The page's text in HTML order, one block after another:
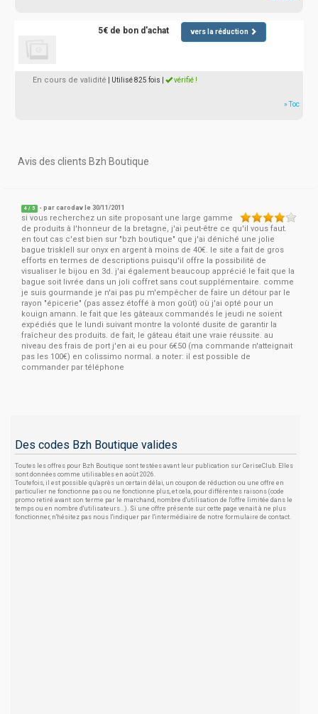
5€ de bon d'achat vers la réduction
En cours de validité | Utilisé 825 fois vérifié !
» Toc
Avis des clients Bzh Boutique
4 / 5 - parcarodav le 30/11/2011
si vous recherchez un site proposant une large gamme
de produits à l'honneur de la bretagne, j'ai peut-être ce qu'il vous faut.
en tout cas c'est bien sur "bzh boutique" que j'ai déniché une jolie
bague trisklell sur onyx en argent à moins de 40€. le site a fait de gros
efforts en termes de descriptions puisqu'il offre la possibilité de
visualiser le bijou en 3d. j'ai également beaucoup apprécié le fait que la
bague soit livrée dans un joli coffret sans cout supplémentaire. comme
je suis gourmande je n'ai pas pu m'empêcher de faire un détour par le
rayon "épicerie" (pas assez étoffé à mon goût) où j'ai opté pour un
kouign amann. le fait que les gâteaux commandés le jeudi ne soient
expédiés que le lundi suivant montre la volonté dusite de garantir la
fraîcheur des produits. de fait, le gâteau était une vraie réussite. au
niveau des frais de port j'en ai eu pour 6€50 (ma commande n'atteignait
pas les 100€) en colissimo normal. a noter: il est possible de
commander par téléphone
Des codes Bzh Boutique valides
Toutes les offres pour Bzh Boutique sont testées avant leur publication sur CeriseClub. Elles
sont données comme utilisables en août 2026.
Toutefois, il est possible qu'après un certain délai, un coupon de réduction ou une offre en
particulier ne fonctionne pas ou ne fonctionne plus, et cela, pour différentes raisons (code
promo retiré avant son terme par le marchand, nombre d'utilisation de l'offre limitée dans le
temps ou en nombre d'utilisateurs...). Si une offre présente sur cette page venait à ne plus
fonctionner, n'hésitez pas nous l'indiquer par l'intermédiaire de notre formulaire de contact.